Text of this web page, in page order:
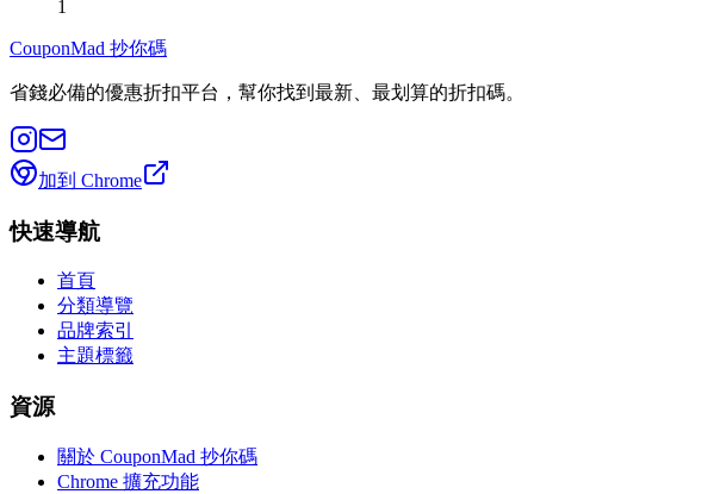
1
CouponMad 抄你碼
省錢必備的優惠折扣平台，幫你找到最新、最划算的折扣碼。
加到 Chrome
快速導航
首頁
分類導覽
品牌索引
主題標籤
資源
關於 CouponMad 抄你碼
Chrome 擴充功能